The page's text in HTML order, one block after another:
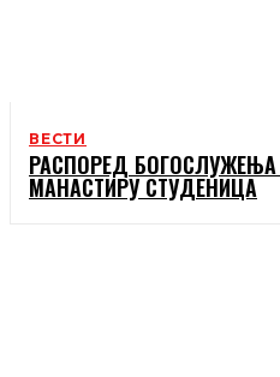
ВЕСТИ
РАСПОРЕД
МАНАСТИРУ СТУДЕНИЦА